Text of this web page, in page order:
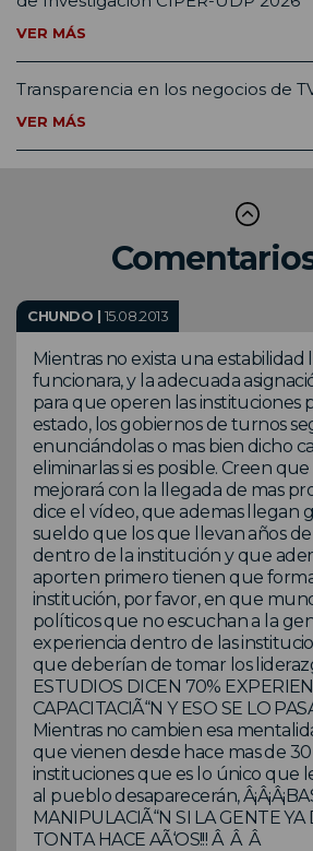
VER MÁS
Transparencia en los negocios de
VER MÁS
CHUNDO | 15.08.2013
Mientras no exista una estabilidad
funcionara, y la adecuada
para que operen las instituciones
estado, los gobiernos de turnos
enunciándolas o mas bien dicho
eliminarlas si es posible. Creen que
mejorará con la llegada de mas
dice el vídeo, que ademas llegan
sueldo que los que llevan años de
dentro de la institución y que
aporten primero tienen que
institución, por favor, en que
políticos que no escuchan a la
experiencia dentro de las
que deberían de tomar los
ESTUDIOS DICEN 70%
CAPACITACIÃ“N Y ESO SE LO
Mientras no cambien esa
que vienen desde hace mas de 30
instituciones que es lo único que
al pueblo desaparecerán,
MANIPULACIÃ“N SI LA GENTE YA
TONTA HACE AÃ‘OS!!! Â Â Â